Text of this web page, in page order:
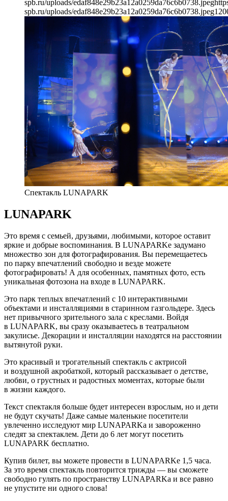
spb.ru/uploads/edaf848e29b23a12a0259da76c6b0738.jpeg
spb.ru/uploads/edaf848e29b23a12a0259da76c6b0738.jpeg
Спектакль LUNAPARK
LUNAPARK
Это время с семьей, друзьями, любимыми, которое оставит
яркие и добрые воспоминания. В LUNAPARKе задумано
множество зон для фотографирования. Вы перемещаетесь
по парку впечатлений свободно и везде можете
фотографировать! А для особенных, памятных фото, есть
уникальная фотозона на входе в LUNAPARK.
Это парк теплых впечатлений с 10 интерактивными
объектами и инсталляциями в старинном газгольдере. Здесь
нет привычного зрительного зала с креслами. Войдя
в LUNAPARK, вы сразу оказываетесь в театральном
закулисье. Декорации и инсталляции находятся на расстоянии
вытянутой руки.
Это красивый и трогательный спектакль с актрисой
и воздушной акробаткой, который рассказывает о детстве,
любви, о грустных и радостных моментах, которые были
в жизни каждого.
Текст спектакля больше будет интересен взрослым, но и дети
не будут скучать! Даже самые маленькие посетители
увлеченно исследуют мир LUNAPARKа и завороженно
следят за спектаклем. Дети до 6 лет могут посетить
LUNAPARK бесплатно.
Купив билет, вы можете провести в LUNAPARKe 1,5 часа.
За это время спектакль повторится трижды — вы сможете
свободно гулять по пространству LUNAPARKa и все равно
не упустите ни одного слова!